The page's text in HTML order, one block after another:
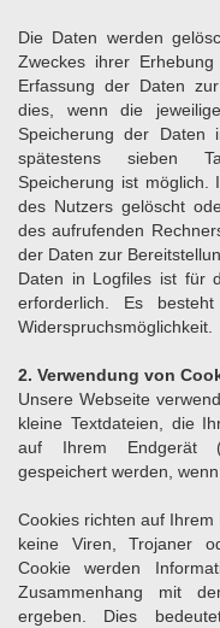
Die Daten werden
Zweckes ihrer
Erfassung der Daten
dies, wenn die
Speicherung der Daten
spätestens sieben
Speicherung ist möglich.
des Nutzers gelöscht
des aufrufenden
der Daten zur
Daten in Logfiles ist für
erforderlich. Es
Widerspruchsmöglichkeit.
2. Verwendung von
Unsere Webseite
kleine Textdateien, die
auf Ihrem Endgerät
gespeichert werden,
Cookies richten auf
keine Viren, Trojaner
Cookie werden
Zusammenhang mit
ergeben. Dies